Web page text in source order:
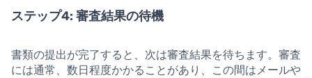
ステップ4: 審査結果の待機
書類の提出が完了すると、次は審査結果を待ちます。審査
には通常、数日程度かかることがあり、この間はメールや